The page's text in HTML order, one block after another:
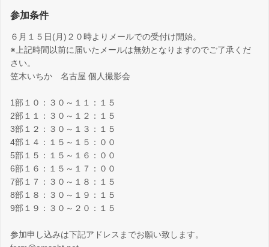
参加条件
６月１５日(月)２０時よりメールでの受付け開始。
※上記時間以前に届いたメールは無効となりますのでご了承くだ
さい。
笠木いちか 名古屋 個人撮影会
1部１０：３０～１１：１５
2部１１：３０～１２：１５
3部１２：３０～１３：１５
4部１４：１５～１５：００
5部１５：１５～１６：００
6部１６：１５～１７：００
7部１７：３０～１８：１５
8部１８：３０～１９：１５
9部１９：３０～２０：１５
参加申し込みは下記アドレスまでお願い致します。